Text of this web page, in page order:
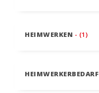
HEIMWERKEN - (1)
HEIMWERKERBEDARF